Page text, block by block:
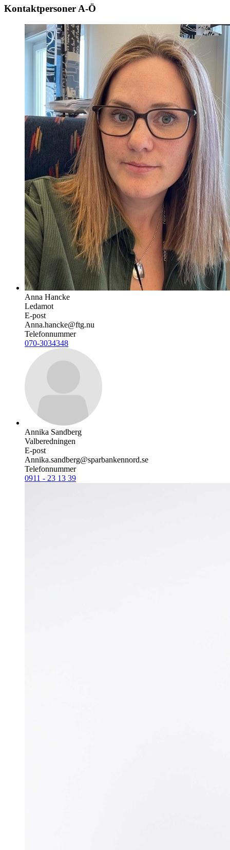
Kontaktpersoner A-Ö
Anna Hancke
Ledamot
E-post
Anna.hancke@ftg.nu
Telefonnummer
070-3034348
Annika Sandberg
Valberedningen
E-post
Annika.sandberg@sparbankennord.se
Telefonnummer
0911 - 23 13 39